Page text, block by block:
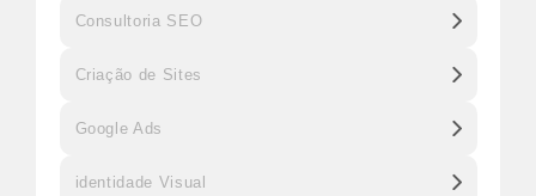
Consultoria SEO
Criação de Sites
Google Ads
identidade Visual